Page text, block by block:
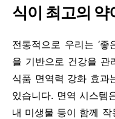
식이 최고의 약
전통적으로 우리는 ‘
을 기반으로 건강을 관
식품 면역력 강화 효과
있습니다. 면역 시스템
내 미생물 등이 함께